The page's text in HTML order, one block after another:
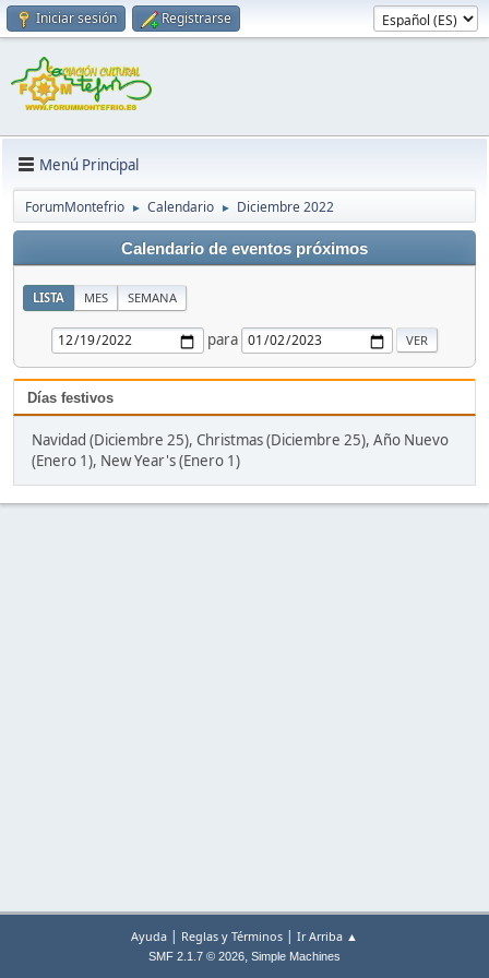
Iniciar sesión Registrarse
Menú Principal
ForumMontefrio ► Calendario ► Diciembre 2022
Calendario de eventos próximos
LISTA MES SEMANA
para
Días festivos
Navidad (Diciembre 25), Christmas (Diciembre 25), Año Nuevo
(Enero 1), New Year's (Enero 1)
Ayuda | Reglas y Términos | Ir Arriba ▲
SMF 2.1.7 © 2026, Simple Machines